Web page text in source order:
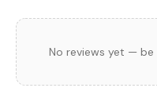
No reviews yet —